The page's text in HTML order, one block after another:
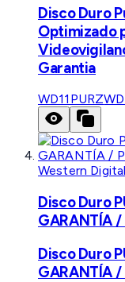
Disco Duro
Optimizado
Garantia
WD11PURZ
Western
Disco Duro
GARANTÍA
Disco Duro
GARANTÍA